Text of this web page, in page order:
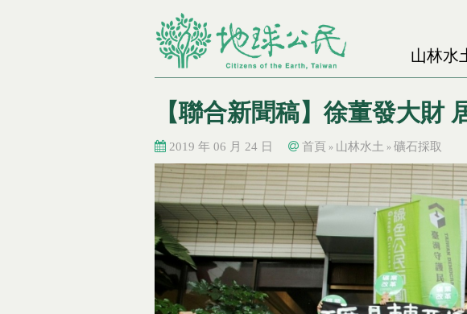
山林水
【聯合新聞稿】徐董發大
2019 年 06 月 24 日
您在這裡
首頁 » 山林水土 » 礦石採取
您在這裡